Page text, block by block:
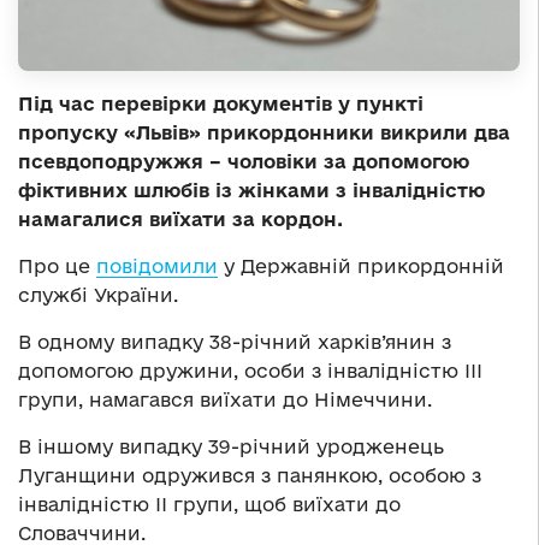
Під час перевірки документів у пункті
пропуску «Львів» прикордонники викрили два
псевдоподружжя – чоловіки за допомогою
фіктивних шлюбів із жінками з інвалідністю
намагалися виїхати за кордон.
Про це повідомили у Державній прикордонній
службі України.
В одному випадку 38-річний харків’янин з
допомогою дружини, особи з інвалідністю III
групи, намагався виїхати до Німеччини.
В іншому випадку 39-річний уродженець
Луганщини одружився з панянкою, особою з
інвалідністю II групи, щоб виїхати до
Словаччини.